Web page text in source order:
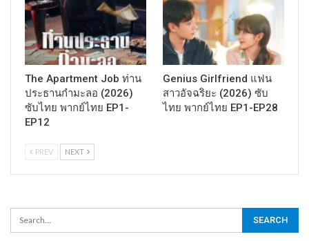
The Apartment Job ท่าน
ประธานกำมะลอ (2026)
ซับไทย พากย์ไทย EP1-
EP12
Genius Girlfriend แฟน
สาวอัจฉริยะ (2026) ซับ
ไทย พากย์ไทย EP1-EP28
PREV NEXT